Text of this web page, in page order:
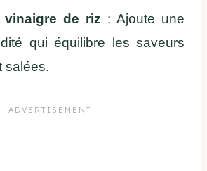
de riz : Ajoute une
qui équilibre les saveurs
salées.